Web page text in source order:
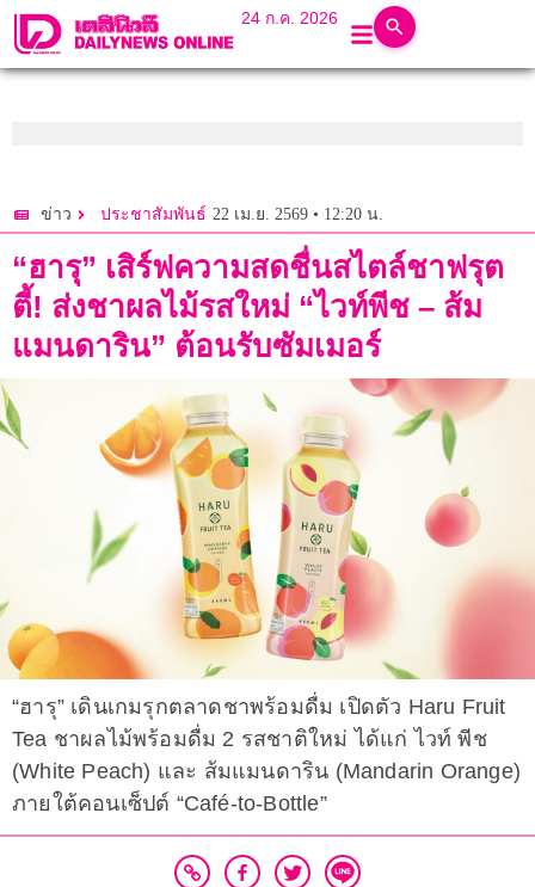
24 ก.ค. 2026
ข่าว ประชาสัมพันธ์ 22 เม.ย. 2569 • 12:20 น.
“ฮารุ” เสิร์ฟความสดชื่นสไตล์ชาฟรุต
ตี้! ส่งชาผลไม้รสใหม่ “ไวท์พีช – ส้ม
แมนดาริน” ต้อนรับซัมเมอร์
“ฮารุ” เดินเกมรุกตลาดชาพร้อมดื่ม เปิดตัว Haru Fruit
Tea ชาผลไม้พร้อมดื่ม 2 รสชาติใหม่ ได้แก่ ไวท์ พีช
(White Peach) และ ส้มแมนดาริน (Mandarin Orange)
ภายใต้คอนเซ็ปต์ “Café-to-Bottle”